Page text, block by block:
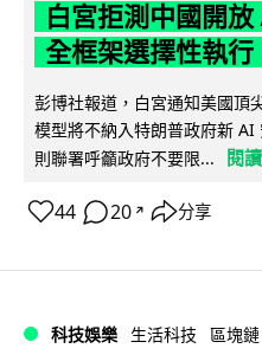
白宮拒測中國開
全框架選擇性執行
彭博社報道，白宮通知美國頂
模型將不納入特朗普政府新
則聯署呼籲政府不要限...
閱
44 20 ↗ 分享
科技娛樂 生活科技 區塊鏈